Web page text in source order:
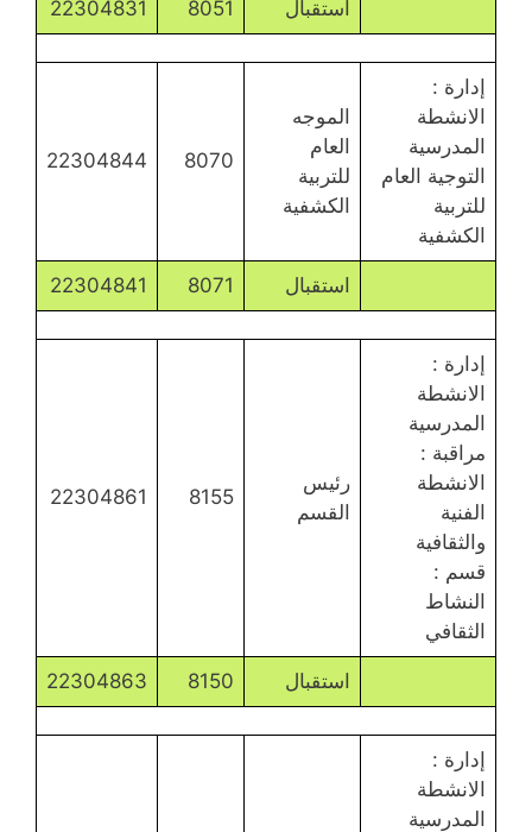
استقبال 8051
22304831
إدارة :
الانشطة
المدرسية
التوجية العام
للتربية
الكشفية
الموجه
العام
للتربية
الكشفية
8070
22304844
استقبال 8071
22304841
إدارة :
الانشطة
المدرسية
مراقبة :
الانشطة
الفنية
والثقافية
قسم :
النشاط
الثقافي
رئيس
القسم
8155
22304861
استقبال 8150
22304863
إدارة :
الانشطة
المدرسية